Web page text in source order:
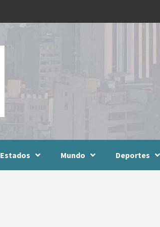
Estados Mundo Deportes